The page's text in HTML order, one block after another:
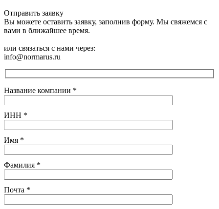
Отправить заявку
Вы можете оставить заявку, заполнив форму. Мы свяжемся с
вами в ближайшее время.
или связаться с нами через:
info@normarus.ru
Название компании *
ИНН *
Имя *
Фамилия *
Почта *